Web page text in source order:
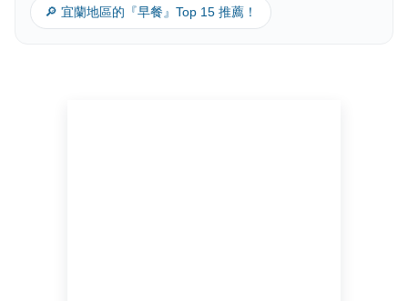
🔎 宜蘭地區的『早餐』Top 15 推薦！